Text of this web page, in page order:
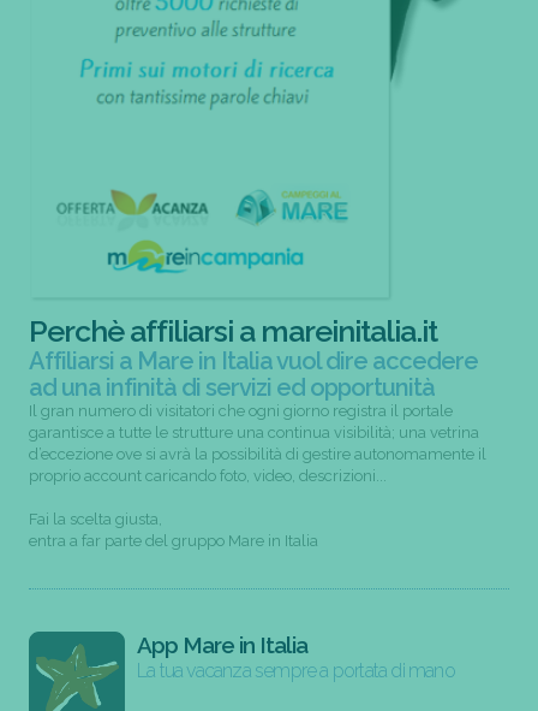
Perchè affiliarsi a mareinitalia.it
Affiliarsi a Mare in Italia vuol dire accedere
ad una infinità di servizi ed opportunità
Il gran numero di visitatori che ogni giorno registra il portale
garantisce a tutte le strutture una continua visibilità; una vetrina
d’eccezione ove si avrà la possibilità di gestire autonomamente il
proprio account caricando foto, video, descrizioni...
Fai la scelta giusta,
entra a far parte del gruppo Mare in Italia
App Mare in Italia
La tua vacanza sempre a portata di mano